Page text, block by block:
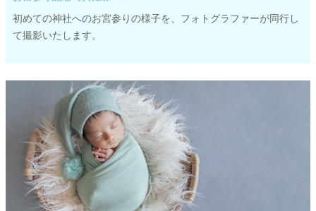
初めての神社へのお宮参りの様子を、フォトグラファーが同行し
て撮影いたします。